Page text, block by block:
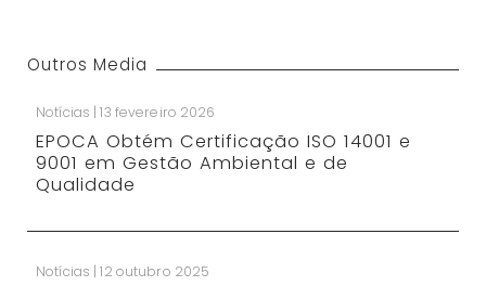
Outros Media
Notícias | 13 fevereiro 2026
EPOCA Obtém Certificação ISO 14001 e
9001 em Gestão Ambiental e de
Qualidade
Notícias | 12 outubro 2025